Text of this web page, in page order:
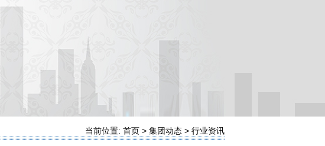
当前位置: 首页 > 集团动态 > 行业资讯